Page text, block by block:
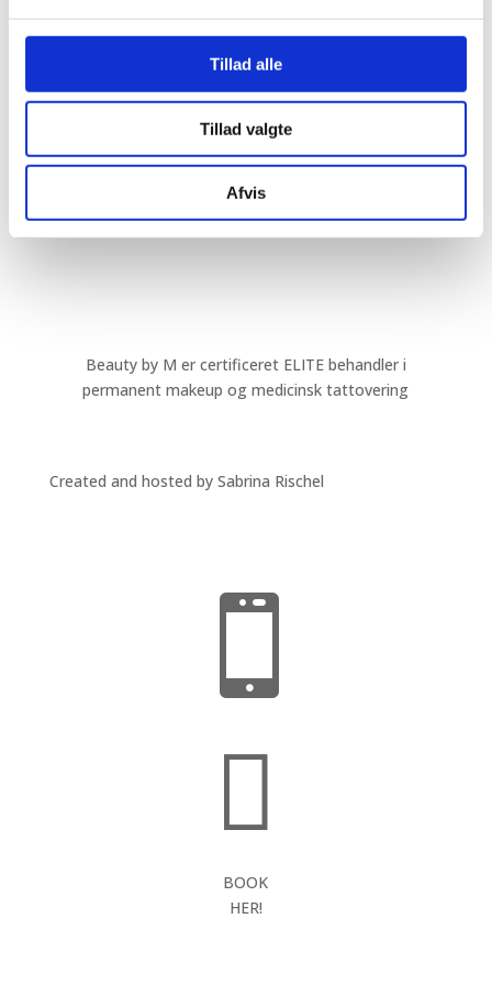
Tillad alle
Tillad valgte
Afvis
Mandag
EFTER AFTALE
09.30 – 18.00
Onsdag
09.30 – 16.00
09.30 – 18.00
Beauty by M er certificeret ELITE behandler i
permanent makeup og medicinsk tattovering
Created and hosted by Sabrina Rischel


BOOK
HER!